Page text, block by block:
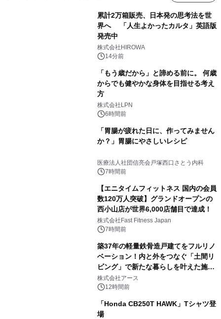
累計2万箱販売、日本発の思考法を世
界へ 「人生よかったカルタ」英語版
発売中
株式会社HIROWA
14分前
「もう歳だから」と諦める前に。 何歳
からでも健やかな身体を目指せる考え
方
株式会社LPN
6時間前
「胃腸が疲れた日に、作ってみません
か？」胃腸にやさしいレシピ
医療法人社団信亮会戸塚西口さとう内科
7時間前
【エニタイムフィットネス 国内の会員
数120万人突破】グランドオープンの
西小山店が世界6,000店舗目で達成！
株式会社Fast Fitness Japan
7時間前
築37年の軽量鉄骨造戸建てをフルリノ
ベーション！内と外をつなぐ「土間リ
ビング」で新たな暮らしを叶えた施工
事例を株式会社アースが公開
株式会社アース
12時間前
「Honda CB250T HAWK」Tシャツ登
場